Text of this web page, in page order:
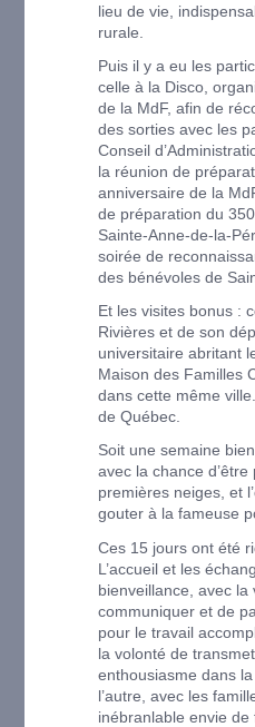
lieu de vie,
rurale.
Puis il y a eu les
celle à la Disco,
de la MdF, afin de
des sorties avec les
Conseil
la réunion de
anniversaire de la
de préparation du
Sainte-Anne-de-la-
soirée de
des bénévoles de
Et les visites bonus :
Rivières et de son
universitaire abritant
Maison des Familles
dans cette même
de Québec.
Soit une semaine
avec la chance
premières neiges, et
gouter à la fameuse
Ces 15 jours ont été
L’accueil et les
bienveillance, avec la
communiquer et de
pour le travail
la volonté de
enthousiasme dans
l’autre, avec les
inébranlable envie